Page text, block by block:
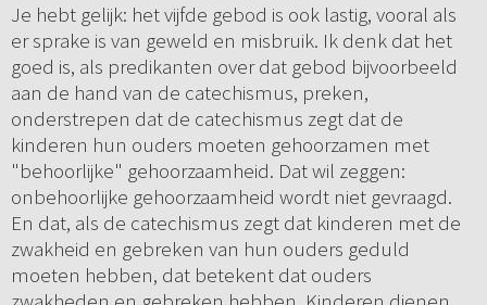
Je hebt gelijk: het vijfde gebod is ook lastig, vooral als
er sprake is van geweld en misbruik. Ik denk dat het
goed is, als predikanten over dat gebod bijvoorbeeld
aan de hand van de catechismus, preken,
onderstrepen dat de catechismus zegt dat de
kinderen hun ouders moeten gehoorzamen met
"behoorlijke" gehoorzaamheid. Dat wil zeggen:
onbehoorlijke gehoorzaamheid wordt niet gevraagd.
En dat, als de catechismus zegt dat kinderen met de
zwakheid en gebreken van hun ouders geduld
moeten hebben, dat betekent dat ouders